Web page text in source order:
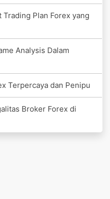
Trading Plan Forex yang
Analysis Dalam
Terpercaya dan Penipu
Broker Forex di